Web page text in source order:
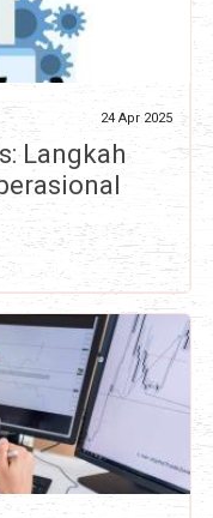
24 Apr 2025
Langkah